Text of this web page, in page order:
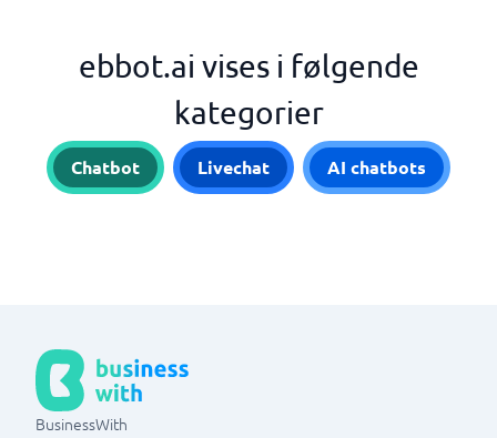
ebbot.ai vises i følgende
kategorier
Chatbot Livechat AI chatbots
BusinessWith